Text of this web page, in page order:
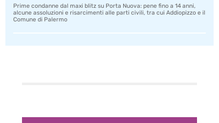
Prime condanne dal maxi blitz su Porta Nuova: pene fino a 14 anni,
alcune assoluzioni e risarcimenti alle parti civili, tra cui Addiopizzo e il
Comune di Palermo